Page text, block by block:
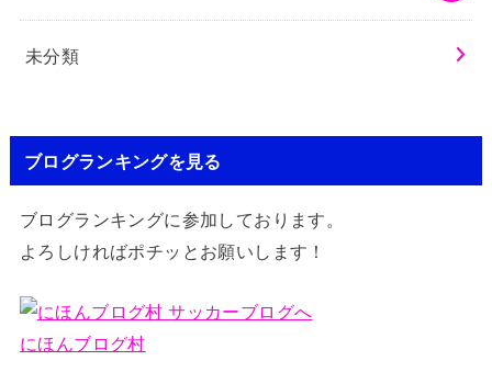
未分類
ブログランキングを見る
ブログランキングに参加しております。
よろしければポチッとお願いします！
にほんブログ村